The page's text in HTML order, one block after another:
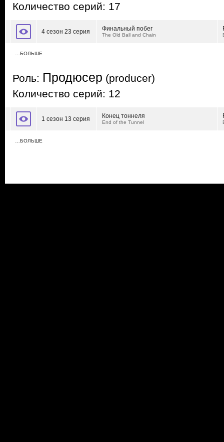
Количество серий: 17
4 сезон 23 серия Финальный побег
The Old Ball and Chain
…БОЛЬШЕ
Роль: Продюсер (producer)
Количество серий: 12
1 сезон 13 серия Конец тоннеля
End of the Tunnel
…БОЛЬШЕ